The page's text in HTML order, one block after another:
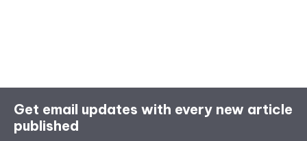
Get email updates with every new article
published